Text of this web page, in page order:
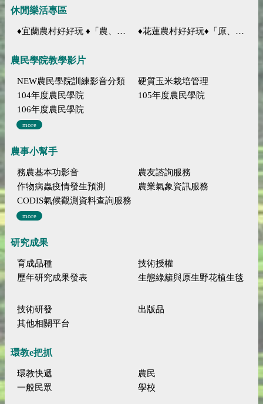
休閒樂活專區
♦宜蘭農村好好玩 ♦「農、藝、山、水」四條遊程推薦 ♦花蓮農村好好玩♦「原、生、慢、活」四條遊程推薦
農民學院教學影片
NEW農民學院訓練影音分類
硬質玉米栽培管理
104年度農民學院
105年度農民學院
106年度農民學院
more
農事小幫手
務農基本功影音
農友諮詢服務
作物病蟲疫情發生預測
農業氣象資訊服務
CODIS氣候觀測資料查詢服務
more
研究成果
育成品種
技術授權
歷年研究成果發表
生態綠籬與原生野花植生毯
技術研發
出版品
其他相關平台
環教e把抓
環教快遞
農民
一般民眾
學校